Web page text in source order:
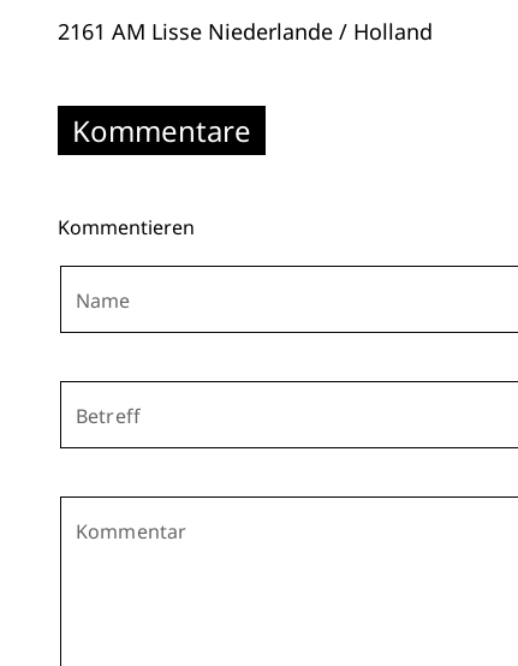
2161 AM Lisse Niederlande / Holland
Kommentare
Kommentieren
Name
Betreff
Kommentar